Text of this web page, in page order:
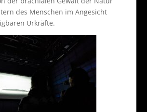
des Menschen im Angesicht
Urkräfte.